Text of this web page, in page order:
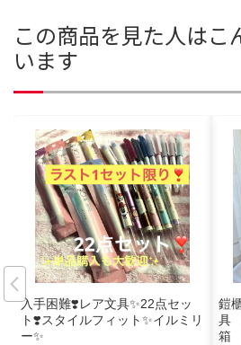
この商品を見た人はこ
います
入手困難❣️レア文具✨22点セッ
ト❣️スタイルフィット✨イルミリ
ー✨
鎧
具
箱